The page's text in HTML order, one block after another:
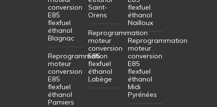
conversion
E85
flexfuel
éthanol
Blagnac
Reprogrammation
moteur
conversion
E85
flexfuel
éthanol
Pamiers
Saint-
Orens
Reprogrammation
moteur
conversion
E85
flexfuel
éthanol
Labège
flexfuel
éthanol
Nailloux
Reprogrammation
moteur
conversion
E85
flexfuel
éthanol
Midi
Pyrénées